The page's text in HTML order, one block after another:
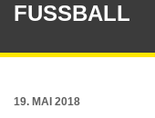
FUSSBALL
19. MAI 2018